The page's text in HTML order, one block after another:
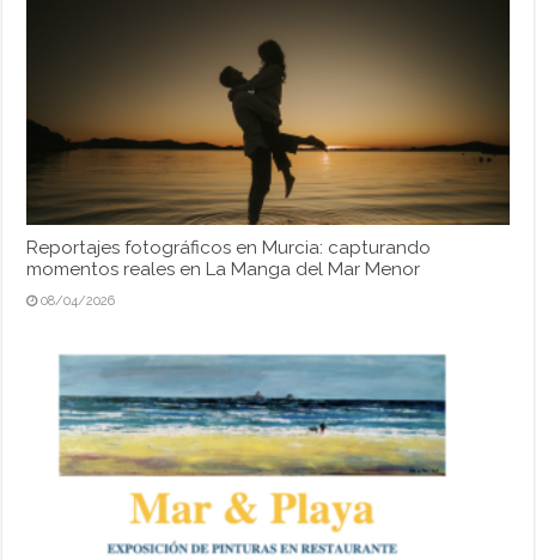
Reportajes fotográficos en Murcia: capturando
momentos reales en La Manga del Mar Menor
08/04/2026